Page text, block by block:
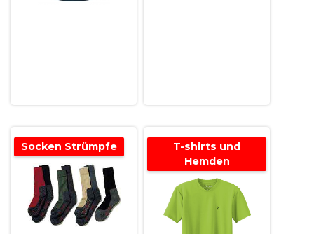
Socken Strümpfe
T-shirts und
Hemden